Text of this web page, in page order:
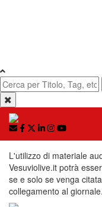
L'utilizzo di materiale
Vesuviolive.it potrà
se e solo se venga
collegamento al giornale.